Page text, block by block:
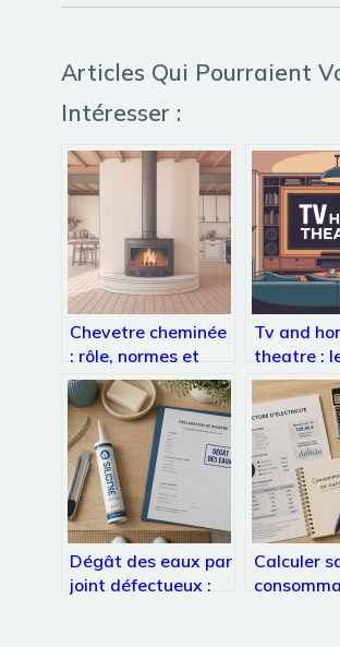
Articles Qui Pourraient
Intéresser :
Chevetre cheminée
: rôle, normes et
réalisation pas à
pas
Tv and
theatre :
complet
et bien
Dégât des eaux par
joint défectueux :
Calculer